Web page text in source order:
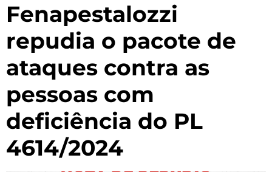
Fenapestalozzi
repudia o pacote de
ataques contra as
pessoas com
deficiência do PL
4614/2024